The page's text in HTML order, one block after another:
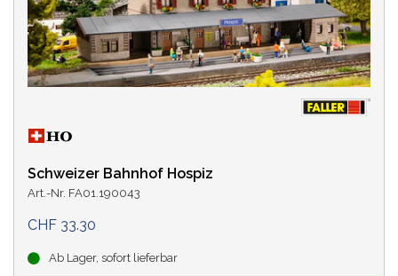
Schweizer Bahnhof Hospiz
Art.-Nr. FA01.190043
CHF 33.30
Ab Lager, sofort lieferbar